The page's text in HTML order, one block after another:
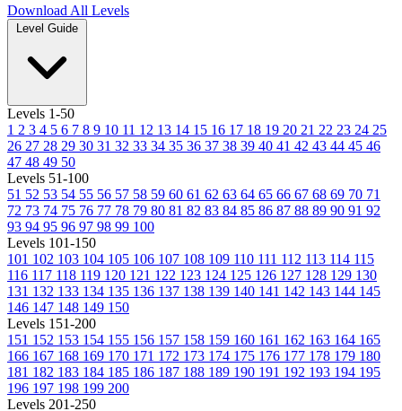
Download All Levels
Level Guide
Levels 1-50
1 2 3 4 5 6 7 8 9 10 11 12 13 14 15 16 17 18 19 20 21 22 23 24 25
26 27 28 29 30 31 32 33 34 35 36 37 38 39 40 41 42 43 44 45 46
47 48 49 50
Levels 51-100
51 52 53 54 55 56 57 58 59 60 61 62 63 64 65 66 67 68 69 70 71
72 73 74 75 76 77 78 79 80 81 82 83 84 85 86 87 88 89 90 91 92
93 94 95 96 97 98 99 100
Levels 101-150
101 102 103 104 105 106 107 108 109 110 111 112 113 114 115
116 117 118 119 120 121 122 123 124 125 126 127 128 129 130
131 132 133 134 135 136 137 138 139 140 141 142 143 144 145
146 147 148 149 150
Levels 151-200
151 152 153 154 155 156 157 158 159 160 161 162 163 164 165
166 167 168 169 170 171 172 173 174 175 176 177 178 179 180
181 182 183 184 185 186 187 188 189 190 191 192 193 194 195
196 197 198 199 200
Levels 201-250